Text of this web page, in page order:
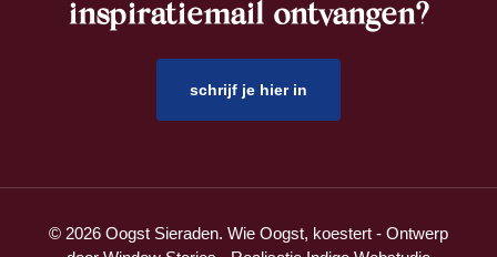
inspiratiemail ontvangen?
schrijf je hier in
© 2026 Oogst Sieraden. Wie Oogst, koestert - Ontwerp